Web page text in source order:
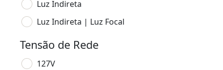
Luz Indireta
Luz Indireta | Luz Focal
Tensão de Rede
127V